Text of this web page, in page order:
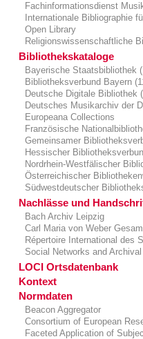
Fachinformationsdienst
Internationale Bibliographie
Open Library
Religionswissenschaftliche
Bibliothekskataloge
Bayerische Staatsbibliothek
Bibliotheksverbund Bayern
Deutsche Digitale Bibliothek
Deutsches Musikarchiv der
Europeana Collections
Französische
Gemeinsamer
Hessischer
Nordrhein-Westfälischer
Österreichischer
Südwestdeutscher
Nachlässe und
Bach Archiv Leipzig
Carl Maria von Weber
Répertoire International des
Social Networks and
LOCI Ortsdatenbank
Kontext
Normdaten
Beacon Aggregator
Consortium of European
Faceted Application of